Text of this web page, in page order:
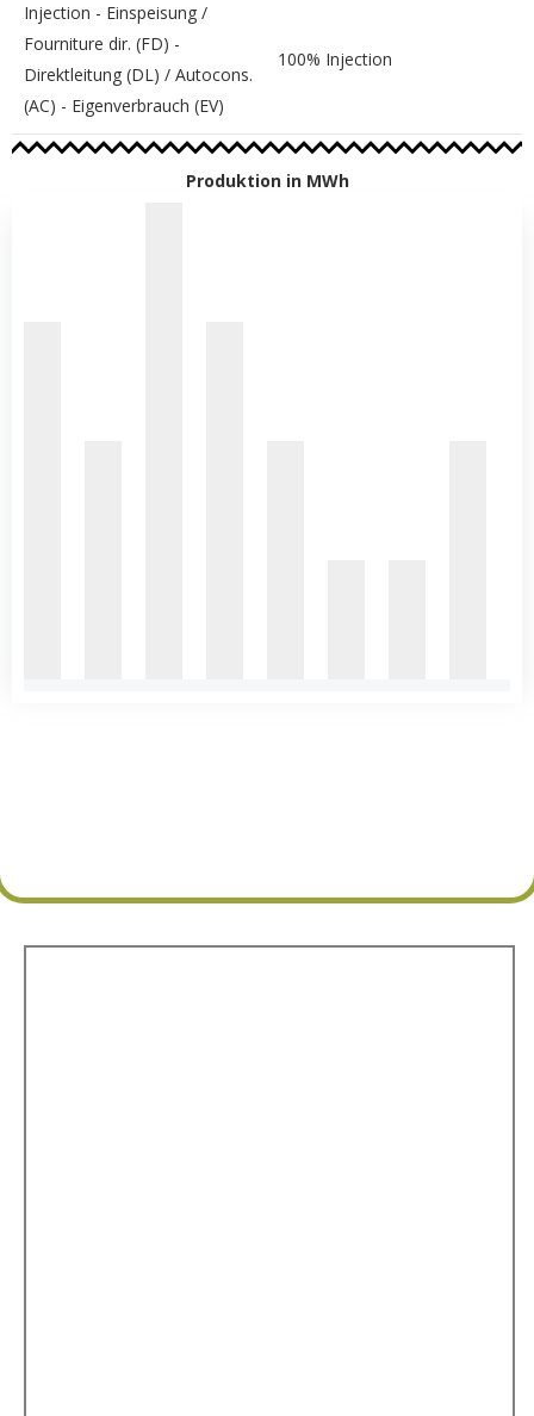
Injection - Einspeisung /
Fourniture dir. (FD) -
Direktleitung (DL) / Autocons.
(AC) - Eigenverbrauch (EV)
100% Injection
Produktion in MWh